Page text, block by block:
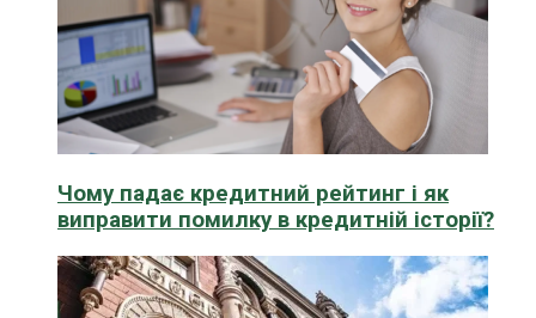
Чому падає кредитний рейтинг і як
виправити помилку в кредитній історії?